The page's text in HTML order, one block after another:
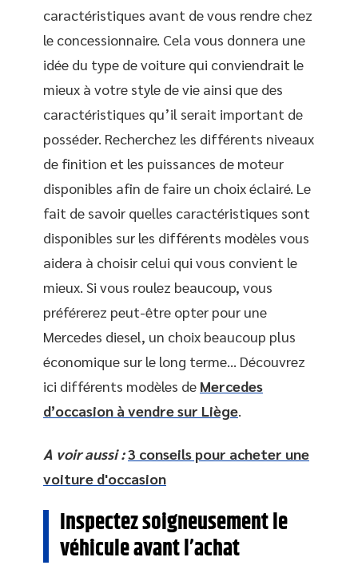
caractéristiques avant de vous rendre chez
le concessionnaire. Cela vous donnera une
idée du type de voiture qui conviendrait le
mieux à votre style de vie ainsi que des
caractéristiques qu’il serait important de
posséder. Recherchez les différents niveaux
de finition et les puissances de moteur
disponibles afin de faire un choix éclairé. Le
fait de savoir quelles caractéristiques sont
disponibles sur les différents modèles vous
aidera à choisir celui qui vous convient le
mieux. Si vous roulez beaucoup, vous
préférerez peut-être opter pour une
Mercedes diesel, un choix beaucoup plus
économique sur le long terme… Découvrez
ici différents modèles de Mercedes
d’occasion à vendre sur Liège.
A voir aussi :3 conseils pour acheter une
voiture d'occasion
Inspectez soigneusement le
véhicule avant l’achat